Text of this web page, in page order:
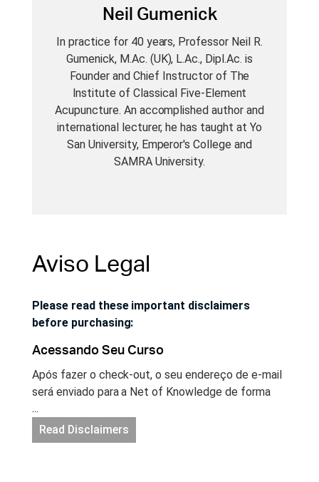
Neil Gumenick
In practice for 40 years, Professor Neil R.
Gumenick, M.Ac. (UK), L.Ac., Dipl.Ac. is
Founder and Chief Instructor of The
Institute of Classical Five-Element
Acupuncture. An accomplished author and
international lecturer, he has taught at Yo
San University, Emperor's College and
SAMRA University.
Aviso Legal
Please read these important disclaimers
before purchasing:
Acessando Seu Curso
Após fazer o check-out, o seu endereço de e-mail
será enviado para a Net of Knowledge de forma
segura e você terá acesso instantâneo ao seu
curso. Se você ainda não possui uma conta no site
Net of Knowledge, uma conta será criada para
...
Read Disclaimers